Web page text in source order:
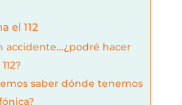
el 112
accidente…¿podré hacer
saber dónde tenemos